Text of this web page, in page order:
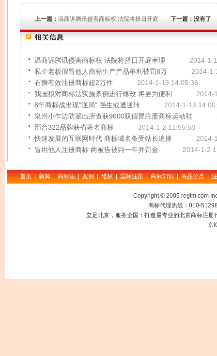
上一篇： 温商诉腾讯侵害商标权 法院将择日开庭 下一篇：没有了
温商诉腾讯侵害商标权 法院将择日开庭审理
2014-1-
私企老板假冒他人商标生产产品牟利被罚8万
2014-
石狮有效注册商标超2万件
2014-1-13 14:05:36
我国拟对商标法实施条例进行修改 将更为便利
2014-
8年商标战出现“逆局” 强生或遭逆转
2014-1-13
泉州小乍边防派出所查获9600双假冒注册商标运动鞋
邢台322品牌获省著名商标
2014-1-2 11:55:58
快速发展的互联网时代 商标域名备受站长追捧
2014-
冒用他人注册商标 两被告被判一年并罚金
2014-1-2
首页 | 新闻 | 商标法 | 案例 | 维权 | 国际注册 | 商标知识 | 商品分类 |
Copyright © 2005 regtm.com
商标代理热线：010-
立足北京，服务全国：打造最专业的北京商标注
京